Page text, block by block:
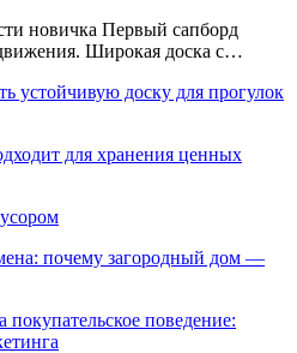
новичка Первый сапборд
Широкая доска с…
устойчивую доску для прогулок
для хранения ценных
почему загородный дом —
покупательское поведение: